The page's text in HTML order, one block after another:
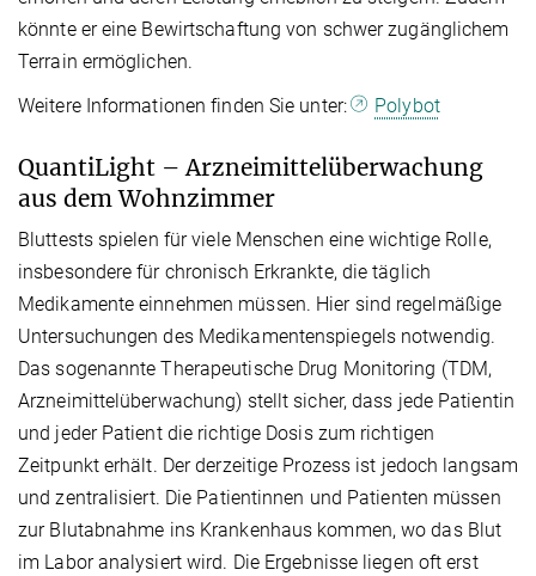
könnte er eine Bewirtschaftung von schwer zugänglichem
Terrain ermöglichen.
Weitere Informationen finden Sie unter:
Polybot
QuantiLight – Arzneimittelüberwachung
aus dem Wohnzimmer
Bluttests spielen für viele Menschen eine wichtige Rolle,
insbesondere für chronisch Erkrankte, die täglich
Medikamente einnehmen müssen. Hier sind regelmäßige
Untersuchungen des Medikamentenspiegels notwendig.
Das sogenannte Therapeutische Drug Monitoring (TDM,
Arzneimittelüberwachung) stellt sicher, dass jede Patientin
und jeder Patient die richtige Dosis zum richtigen
Zeitpunkt erhält. Der derzeitige Prozess ist jedoch langsam
und zentralisiert. Die Patientinnen und Patienten müssen
zur Blutabnahme ins Krankenhaus kommen, wo das Blut
im Labor analysiert wird. Die Ergebnisse liegen oft erst